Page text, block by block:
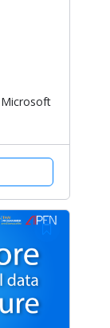
Microsoft